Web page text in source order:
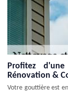
Profitez
Rénovation &
Votre gouttière est